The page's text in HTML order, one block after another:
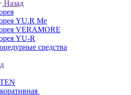
Назад
YU.R Me
VERAMORE
YU-R
средства